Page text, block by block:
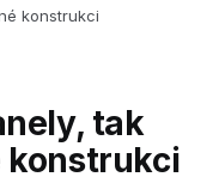
konstrukci
tak
konstrukci